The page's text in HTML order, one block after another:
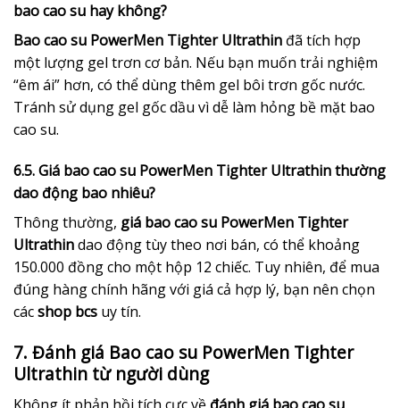
bao cao su hay không?
Bao cao su PowerMen Tighter Ultrathin đã tích hợp
một lượng gel trơn cơ bản. Nếu bạn muốn trải nghiệm
“êm ái” hơn, có thể dùng thêm gel bôi trơn gốc nước.
Tránh sử dụng gel gốc dầu vì dễ làm hỏng bề mặt bao
cao su.
6.5. Giá bao cao su PowerMen Tighter Ultrathin thường
dao động bao nhiêu?
Thông thường, giá bao cao su PowerMen Tighter
Ultrathindao động tùy theo nơi bán, có thể khoảng
150.000 đồng cho một hộp 12 chiếc. Tuy nhiên, để mua
đúng hàng chính hãng với giá cả hợp lý, bạn nên chọn
cácshop bcs uy tín.
7. Đánh giá Bao cao su PowerMen Tighter
Ultrathin từ người dùng
Không ít phản hồi tích cực vềđánh giá bao cao su